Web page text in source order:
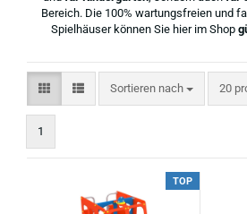
Bereich. Die 100% wartungsfreien und
Spielhäuser können Sie hier im Shop
Sortieren nach
Sortieren nach 20
pro
1
TOP